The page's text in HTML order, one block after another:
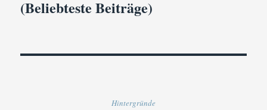
(Beliebteste Beiträge)
Hintergründe